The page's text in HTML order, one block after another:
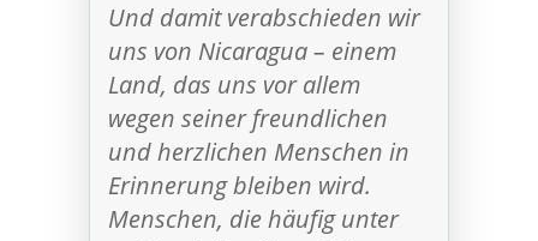
Und damit verabschieden wir
uns von Nicaragua – einem
Land, das uns vor allem
wegen seiner freundlichen
und herzlichen Menschen in
Erinnerung bleiben wird.
Menschen, die häufig unter